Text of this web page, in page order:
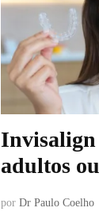
Invisalign
adultos
por Dr Paulo Coelho